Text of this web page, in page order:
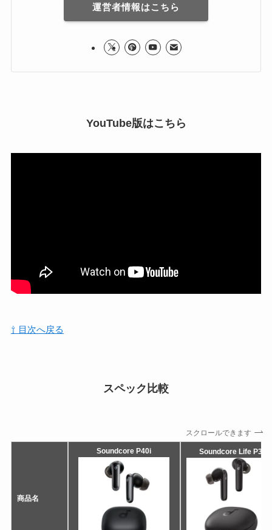
運営者情報はこちら
YouTube版はこちら
⇧ 目次へ戻る
スペック比較
スクロールできます
商品名
Soundcore P40i Soundcore Life P3